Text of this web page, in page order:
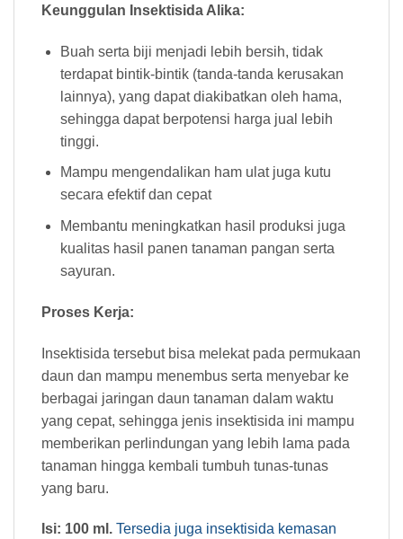
Keunggulan Insektisida Alika:
Buah serta biji menjadi lebih bersih, tidak
terdapat bintik-bintik (tanda-tanda kerusakan
lainnya), yang dapat diakibatkan oleh hama,
sehingga dapat berpotensi harga jual lebih
tinggi.
Mampu mengendalikan ham ulat juga kutu
secara efektif dan cepat
Membantu meningkatkan hasil produksi juga
kualitas hasil panen tanaman pangan serta
sayuran.
Proses Kerja:
Insektisida tersebut bisa melekat pada permukaan
daun dan mampu menembus serta menyebar ke
berbagai jaringan daun tanaman dalam waktu
yang cepat, sehingga jenis insektisida ini mampu
memberikan perlindungan yang lebih lama pada
tanaman hingga kembali tumbuh tunas-tunas
yang baru.
Isi: 100 ml. Tersedia juga insektisida kemasan